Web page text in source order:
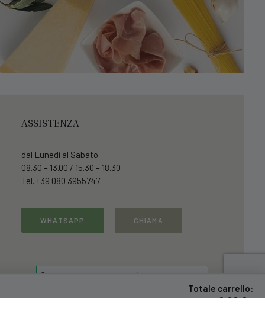
ASSISTENZA
dal Lunedì al Sabato
08.30 – 13.00 / 15.30 – 18.30
Tel. +39 080 3955747
WHATSAPP CHIAMA
Totale carrello:
0,00€